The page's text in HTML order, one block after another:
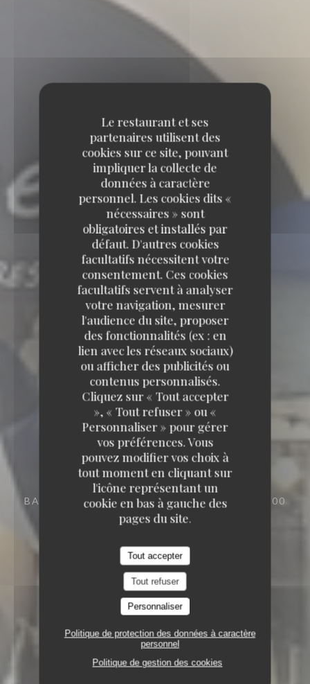
Le restaurant et ses
partenaires utilisent des
cookies sur ce site, pouvant
impliquer la collecte de
données à caractère
personnel. Les cookies dits «
nécessaires » sont
obligatoires et installés par
défaut. D'autres cookies
facultatifs nécessitent votre
consentement. Ces cookies
facultatifs servent à analyser
votre navigation, mesurer
l'audience du site, proposer
des fonctionnalités (ex : en
lien avec les réseaux sociaux)
ou afficher des publicités ou
contenus personnalisés.
Cliquez sur « Tout accepter
», « Tout refuser » ou «
Personnaliser » pour gérer
vos préférences. Vous
pouvez modifier vos choix à
tout moment en cliquant sur
l'icône représentant un
cookie en bas à gauche des
pages du site.
Tout accepter
Tout refuser
Personnaliser
Politique de protection des données à caractère
personnel
Politique de gestion des cookies
BAR RESTAURANT
5 PLACE TOSCANE 77700
SERRIS-VAL D'EUROPE